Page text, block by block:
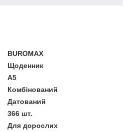
BUROMAX
Щоденник
A5
Комбінований
Датований
366 шт.
Для дорослих